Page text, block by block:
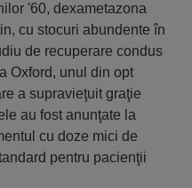
'60, dexametazona
cu stocuri abundente în
de recuperare condus
Oxford, unul din opt
a supravieţuit graţie
au fost anunţate la
cu doze mici de
pentru pacienţii